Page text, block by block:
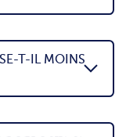
T-IL MOINS